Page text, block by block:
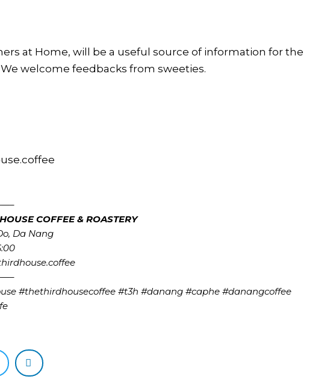
at Home, will be a useful source of information for the
welcome feedbacks from sweeties.
COFFEE & ROASTERY
Da Nang
#thethirdhousecoffee #t3h #danang #caphe #danangcoffee